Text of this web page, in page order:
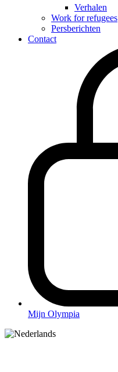
Verhalen
Work for refugees
Persberichten
Contact
Mijn Olympia